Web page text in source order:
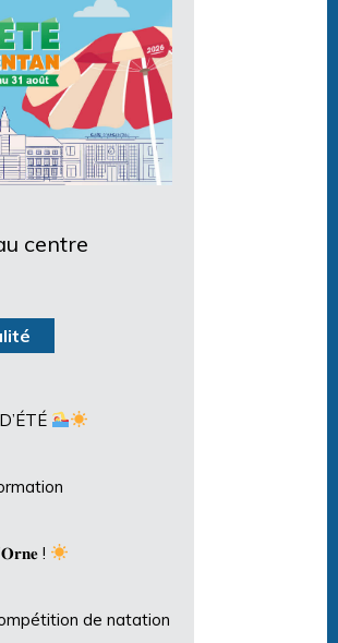
centre
!
de natation